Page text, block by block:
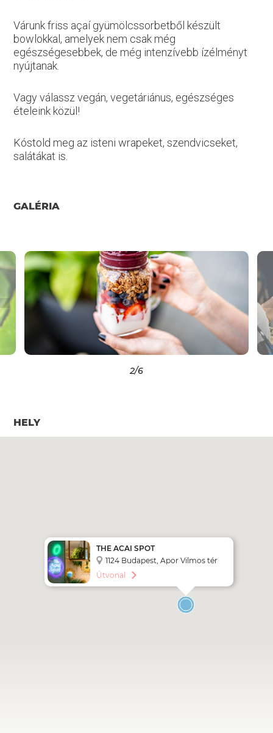
Várunk friss açaí gyümölcssorbetből készült
bowlokkal, amelyek nem csak még
egészségesebbek, de még intenzívebb ízélményt
nyújtanak.
Vagy válassz vegán, vegetáriánus, egészséges
ételeink közül!
Kóstold meg az isteni wrapeket, szendvicseket,
salátákat is.
GALÉRIA
2/6
HELY
THE ACAI SPOT
1124 Budapest, Apor Vilmos tér
Útvonal